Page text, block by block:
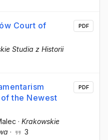
Court of
Studia z Historii
PDF
of the Newest
· Krakowskie
· 3
PDF